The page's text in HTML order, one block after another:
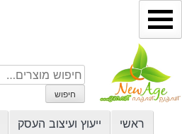
דילוג
לתוכן
חיפוש
עבור:
חיפוש
ראשי ייעוץ ועיצוב העסק